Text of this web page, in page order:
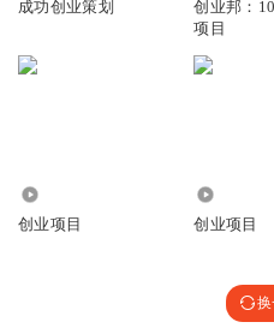
成功创业策划
创业邦：
项目
创业项目 创业项目